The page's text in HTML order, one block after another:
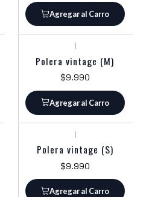
Agregar al Carro
|
Polera vintage (M)
$9.990
Agregar al Carro
|
Polera vintage (S)
$9.990
Agregar al Carro